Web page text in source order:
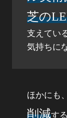
芝の
支えてい
気持ちに
ほかにも、
削減す